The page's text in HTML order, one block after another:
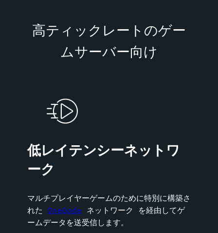
高ティックレートのゲー
ムサーバー向け
低レイテンシーネットワ
ーク
マルチプレイヤーゲームのために特別に構築さ
れた OneQode ネットワーク を経由してゲ
ームデータを送受信します。